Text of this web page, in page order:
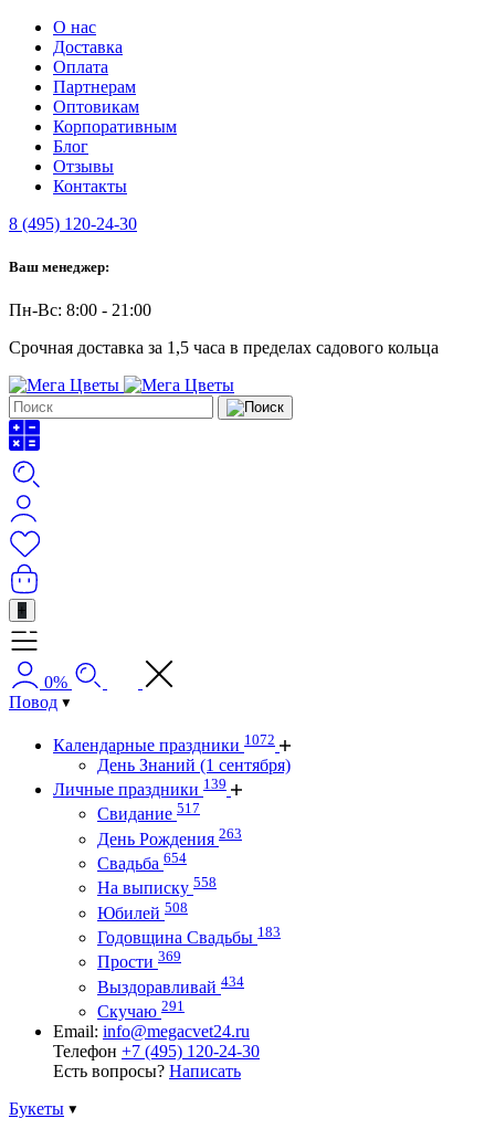
О нас
Доставка
Оплата
Партнерам
Оптовикам
Корпоративным
Блог
Отзывы
Контакты
8 (495) 120-24-30
Ваш менеджер:
Пн-Вс: 8:00 - 21:00
Срочная доставка за 1,5 часа в пределах садового кольца
+
0%
Повод
Календарные праздники 1072
День Знаний (1 сентября)
Личные праздники 139
Свидание 517
День Рождения 263
Свадьба 654
На выписку 558
Юбилей 508
Годовщина Свадьбы 183
Прости 369
Выздоравливай 434
Скучаю 291
Email: info@megacvet24.ru
Телефон +7 (495) 120-24-30
Есть вопросы? Написать
Букеты